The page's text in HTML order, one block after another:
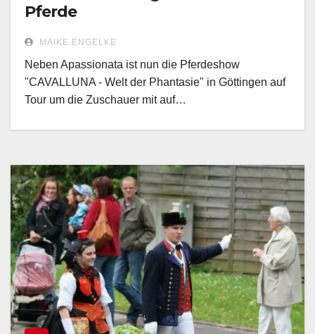
Pferde
MAIKE ENGELKE
Neben Apassionata ist nun die Pferdeshow
"CAVALLUNA - Welt der Phantasie" in Göttingen auf
Tour um die Zuschauer mit auf…